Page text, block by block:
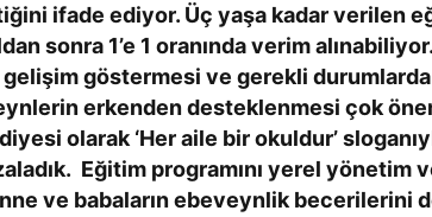
ifade ediyor. Üç yaşa kadar verilen
sonra 1’e 1 oranında verim
gelişim göstermesi ve gerekli
erkenden desteklenmesi çok
olarak ‘Her aile bir okuldur’
Eğitim programını yerel yönetim
ve babaların ebeveynlik becerilerini